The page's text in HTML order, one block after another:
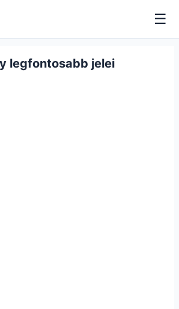
☰
legfontosabb jelei